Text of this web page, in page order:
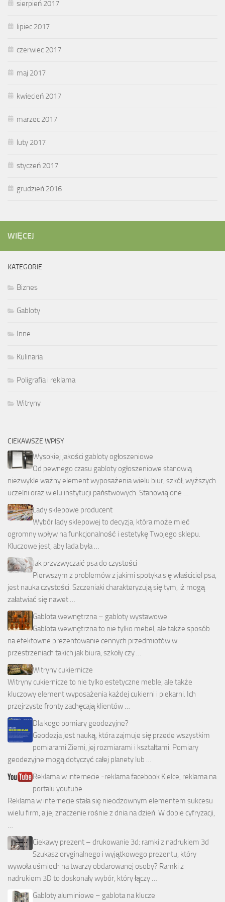
sierpień 2017
lipiec 2017
czerwiec 2017
maj 2017
kwiecień 2017
marzec 2017
luty 2017
styczeń 2017
grudzień 2016
WIĘCEJ
KATEGORIE
Biznes
Gabloty
Inne
Kulinaria
Poligrafia i reklama
Witryny
CIEKAWSZE WPISY
Wysokiej jakości gabloty ogłoszeniowe
Od pewnego czasu gabloty ogłoszeniowe stanowią
niezwykle ważny element wyposażenia wielu biur, szkół, wyższych
uczelni oraz wielu instytucji państwowych. Stanowią one …
Lady sklepowe producent
Wybór lady sklepowej to decyzja, która może mieć
ogromny wpływ na funkcjonalność i estetykę Twojego sklepu.
Kluczowe jest, aby lada była …
Jak przyzwyczaić psa do czystości
Pierwszym z problemów z jakimi spotyka się właściciel psa,
jest nauka czystości. Szczeniaki charakteryzują się tym, iż mogą
załatwiać się nawet …
Gablota wewnętrzna – gabloty wystawowe
Gablota wewnętrzna to nie tylko mebel, ale także sposób
na efektowne prezentowanie cennych przedmiotów w
przestrzeniach takich jak biura, szkoły czy …
Witryny cukiernicze
Witryny cukiernicze to nie tylko estetyczne meble, ale także
kluczowy element wyposażenia każdej cukierni i piekarni. Ich
przejrzyste fronty zachęcają klientów …
Dla kogo pomiary geodezyjne?
Geodezja jest nauką, która zajmuje się przede wszystkim
pomiarami Ziemi, jej rozmiarami i kształtami. Pomiary
geodezyjne mogą dotyczyć całej planety lub …
Reklama w internecie -reklama facebook Kielce, reklama na
portalu youtube
Reklama w internecie stała się nieodzownym elementem sukcesu
wielu firm, a jej znaczenie rośnie z dnia na dzień. W dobie cyfryzacji,
Ciekawy prezent – drukowanie 3d: ramki z nadrukiem 3d
Szukasz oryginalnego i wyjątkowego prezentu, który
wywoła uśmiech na twarzy obdarowanej osoby? Ramki z
nadrukiem 3D to doskonały wybór, który łączy …
Gabloty aluminiowe – gablota na klucze